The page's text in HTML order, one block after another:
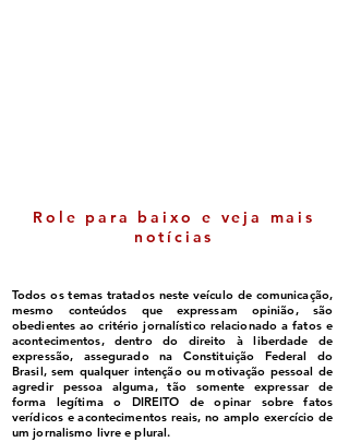
Role para baixo e veja mais
notícias
Todos os temas tratados neste veículo de comunicação,
mesmo conteúdos que expressam opinião, são
obedientes ao critério jornalístico relacionado a fatos e
acontecimentos, dentro do direito à liberdade de
expressão, assegurado na Constituição Federal do
Brasil, sem qualquer intenção ou motivação pessoal de
agredir pessoa alguma, tão somente expressar de
forma legítima o DIREITO de opinar sobre fatos
verídicos e acontecimentos reais, no amplo exercício de
um jornalismo livre e plural.